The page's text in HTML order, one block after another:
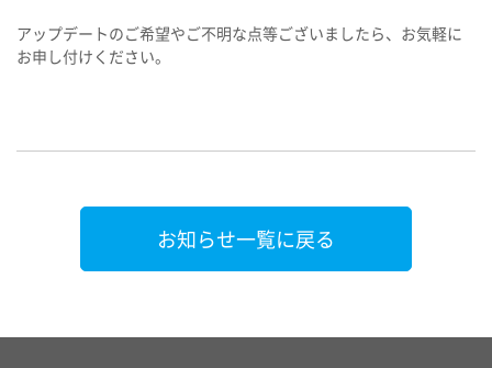
アップデートのご希望やご不明な点等ございましたら、お気軽に
お申し付けください。
お知らせ一覧に戻る